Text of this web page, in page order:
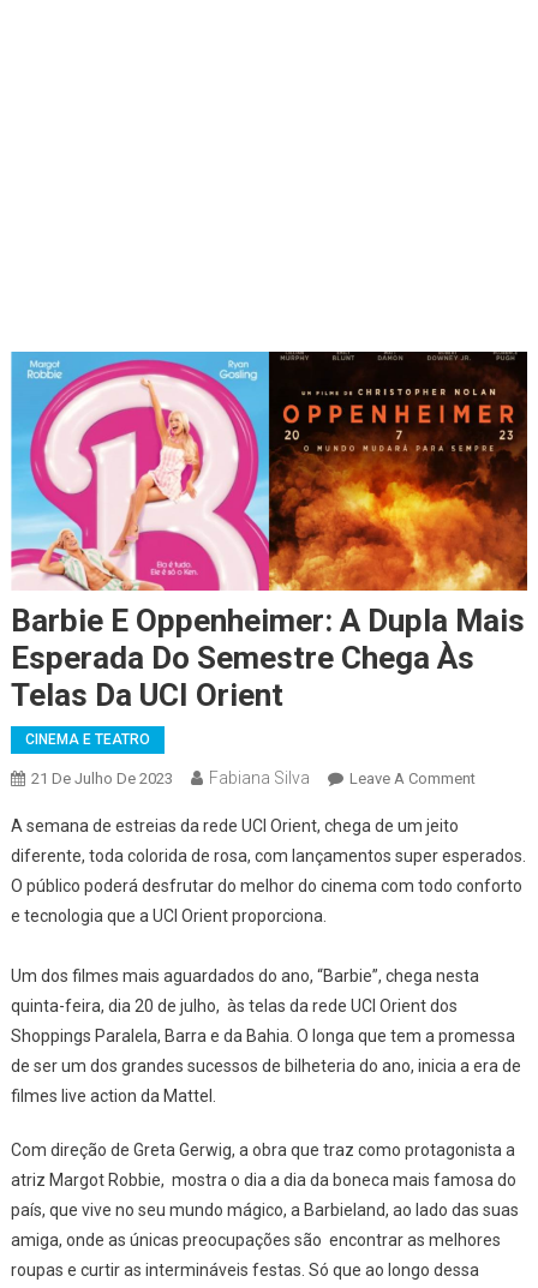
Barbie E Oppenheimer: A Dupla Mais
Esperada Do Semestre Chega Às
Telas Da UCI Orient
CINEMA E TEATRO
21 De Julho De 2023 Fabiana Silva Leave A CommentOn
A
Orient
A semana de estreias da rede UCI Orient, chega de um jeito
diferente, toda colorida de rosa, com lançamentos super esperados.
O público poderá desfrutar do melhor do cinema com todo conforto
e tecnologia que a UCI Orient proporciona.
Um dos filmes mais aguardados do ano, “Barbie”, chega nesta
quinta-feira, dia 20 de julho, às telas da rede UCI Orient dos
Shoppings Paralela, Barra e da Bahia. O longa que tem a promessa
de ser um dos grandes sucessos de bilheteria do ano, inicia a era de
filmes live action da Mattel.
Com direção de Greta Gerwig, a obra que traz como protagonista a
atriz Margot Robbie, mostra o dia a dia da boneca mais famosa do
país, que vive no seu mundo mágico, a Barbieland, ao lado das suas
amiga, onde as únicas preocupações são encontrar as melhores
roupas e curtir as intermináveis festas. Só que ao longo dessa